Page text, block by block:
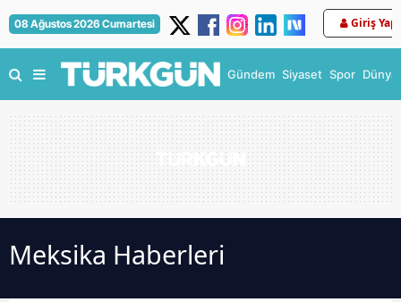
08 Ağustos 2026 Cumartesi Giriş Yap
Gündem Siyaset Spor Dünya
Meksika Haberleri